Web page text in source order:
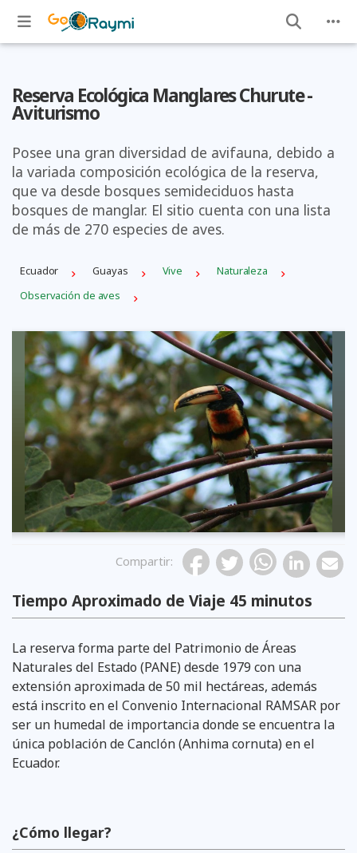
Reserva Ecológica Manglares Churute -
Aviturismo
Posee una gran diversidad de avifauna, debido a
la variada composición ecológica de la reserva,
que va desde bosques semideciduos hasta
bosques de manglar. El sitio cuenta con una lista
de más de 270 especies de aves.
Ecuador Guayas Vive
Naturaleza
Observación de aves
Compartir:
Tiempo Aproximado de Viaje 45 minutos
La reserva forma parte del Patrimonio de Áreas
Naturales del Estado (PANE) desde 1979 con una
extensión aproximada de 50 mil hectáreas, además
está inscrito en el Convenio Internacional RAMSAR por
ser un humedal de importancia donde se encuentra la
única población de Canclón (Anhima cornuta) en el
Ecuador.
¿Cómo llegar?